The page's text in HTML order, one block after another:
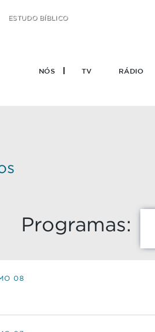
NÓS TV RÁDIO
ESTUDO BÍBLICO
Programas:
08